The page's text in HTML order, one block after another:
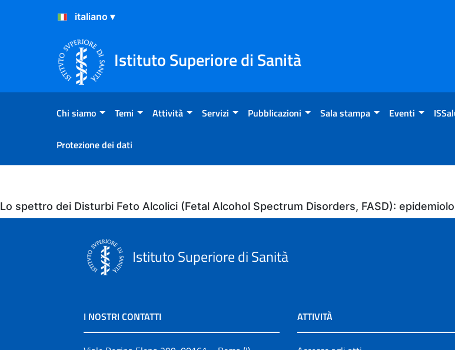
Salta al Contenuto
Salta al Footer
Istituto Superiore di Sanità
Chi siamo Temi Attività Servizi Pubblicazioni Sala stampa Eventi
Protezione dei dati
Eventi
Lo spettro dei Disturbi Feto Alcolici (Fetal Alcohol Spectrum Disorders, FASD):
Istituto Superiore di Sanità
I NOSTRI CONTATTI ATTIVITÀ